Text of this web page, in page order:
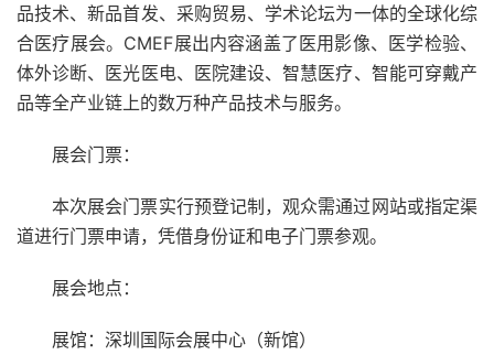
品技术、新品首发、采购贸易、学术论坛为一体的全球化综
合医疗展会。CMEF展出内容涵盖了医用影像、医学检验、
体外诊断、医光医电、医院建设、智慧医疗、智能可穿戴产
品等全产业链上的数万种产品技术与服务。
展会门票：
本次展会门票实行预登记制，观众需通过网站或指定渠
道进行门票申请，凭借身份证和电子门票参观。
展会地点：
展馆：深圳国际会展中心（新馆）